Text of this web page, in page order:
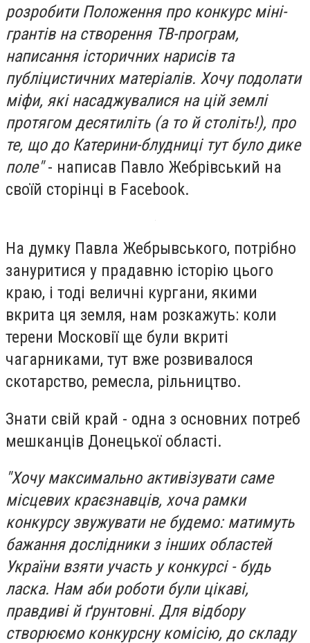
розробити Положення про конкурс міні-
грантів на створення ТВ-програм,
написання історичних нарисів та
публіцистичних матеріалів. Хочу подолати
міфи, які насаджувалися на цій землі
протягом десятиліть (а то й століть!), про
те, що до Катерини-блудниці тут було дике
поле"- написав Павло Жебрівський на
своїй сторінці в Facebook.
На думку Павла Жебрывського, потрібно
зануритися у прадавню історію цього
краю, і тоді величні кургани, якими
вкрита ця земля, нам розкажуть: коли
терени Московії ще були вкриті
чагарниками, тут вже розвивалося
скотарство, ремесла, рільництво.
Знати свій край - одна з основних потреб
мешканців Донецької області.
"Хочу максимально активізувати саме
місцевих краєзнавців, хоча рамки
конкурсу звужувати не будемо: матимуть
бажання дослідники з інших областей
України взяти участь у конкурсі - будь
ласка. Нам аби роботи були цікаві,
правдиві й ґрунтовні. Для відбору
створюємо конкурсну комісію, до складу